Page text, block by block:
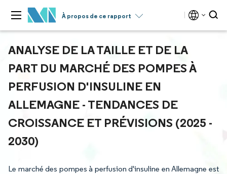
À propos de ce rapport
ANALYSE DE LA TAILLE ET DE LA
PART DU MARCHÉ DES POMPES À
PERFUSION D'INSULINE EN
ALLEMAGNE - TENDANCES DE
CROISSANCE ET PRÉVISIONS (2025 -
2030)
Le marché des pompes à perfusion d'insuline en Allemagne est